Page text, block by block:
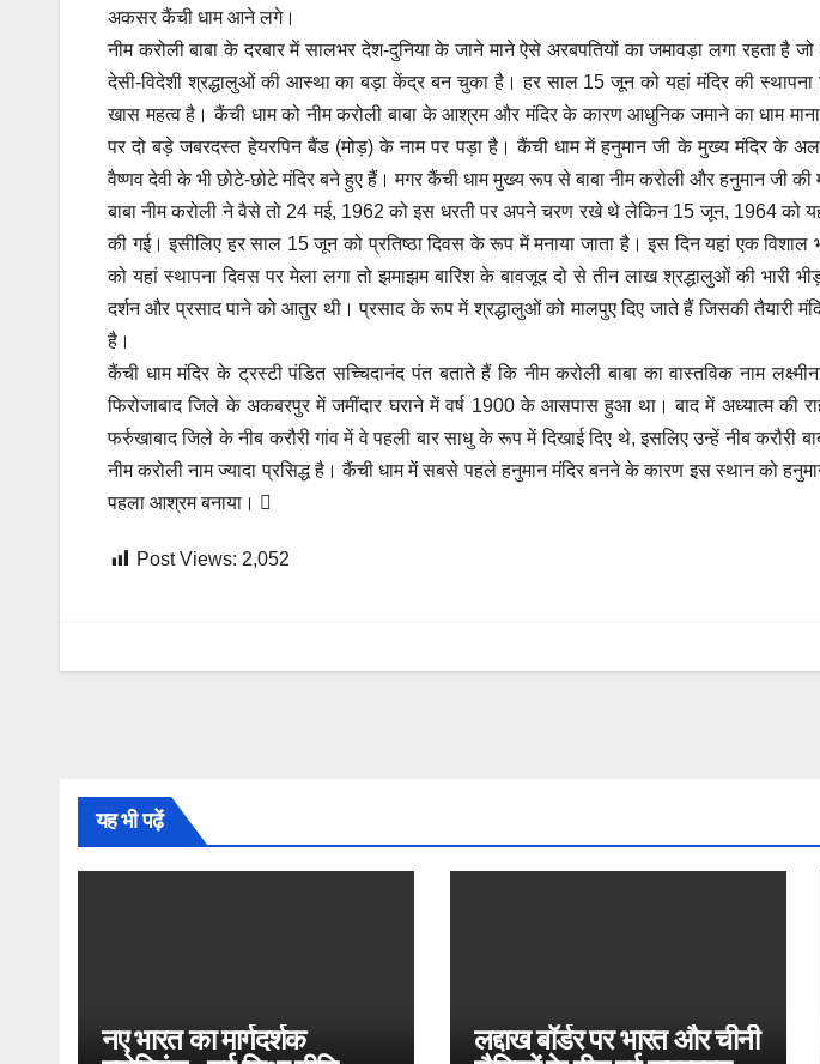
अकसर कैंची धाम आने लगे।
नीम करोली बाबा के दरबार में सालभर देश-दुनिया के जाने माने ऐसे अरबपतियों का जमावड़ा लगा रहता
देसी-विदेशी श्रद्धालुओं की आस्‍था का बड़ा केंद्र बन चुका है। हर साल 15 जून को यहां मंदिर की
खास महत्‍व है। कैंची धाम को नीम करोली बाबा के आश्रम और मंदिर के कारण आधुनिक जमाने का धाम
पर दो बड़े जबरदस्त हेयरपिन बैंड (मोड़) के नाम पर पड़ा है। कैंची धाम में हनुमान जी के मुख्‍य मंदिर के अलावा
वैष्‍णव देवी के भी छोटे-छोटे मंदिर बने हुए हैं। मगर कैंची धाम मुख्य रूप से बाबा नीम करोली और हनुमान जी की
बाबा नीम करोली ने वैसे तो 24 मई, 1962 को इस धरती पर अपने चरण रखे थे लेकिन 15 जून, 1964 को यहां
की गई। इसीलिए हर साल 15 जून को प्रतिष्ठा दिवस के रूप में मनाया जाता है। इस दिन यहां एक
को यहां स्‍थापना दिवस पर मेला लगा तो झमाझम बारिश के बावजूद दो से तीन लाख श्रद्धालुओं की भारी
दर्शन और प्रसाद पाने को आतुर थी। प्रसाद के रूप में श्रद्धालुओं को मालपुए दिए जाते हैं जिसकी तैयारी
है।
कैंची धाम मंदिर के ट्रस्‍टी पंडित सच्चिदानंद पंत बताते हैं कि नीम करोली बाबा का वास्तविक नाम
फिरोजाबाद जिले के अकबरपुर में जमींदार घराने में वर्ष 1900 के आसपास हुआ था। बाद में अध्‍यात्‍म की
फर्रुखाबाद जिले के नीब करौरी गांव में वे पहली बार साधु के रूप में दिखाई दिए थे, इसलिए उन्हें नीब करौरी
नीम करोली नाम ज्‍यादा प्रसिद्ध है। कैंची धाम में सबसे पहले हनुमान मंदिर बनने के कारण इस स्थान को
पहला आश्रम बनाया। 
Post Views: 2,052
यह भी पढ़ें
नए भारत का मार्गदर्शक
लद्दाख बॉर्डर पर भारत और चीनी